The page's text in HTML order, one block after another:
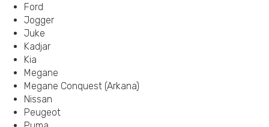
Ford
Jogger
Juke
Kadjar
Kia
Megane
Megane Conquest (Arkana)
Nissan
Peugeot